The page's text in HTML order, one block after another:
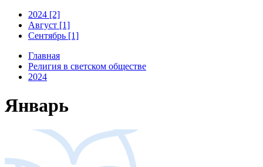
2024 [2]
Август [1]
Сентябрь [1]
Главная
Религия в светском обществе
2024
Январь